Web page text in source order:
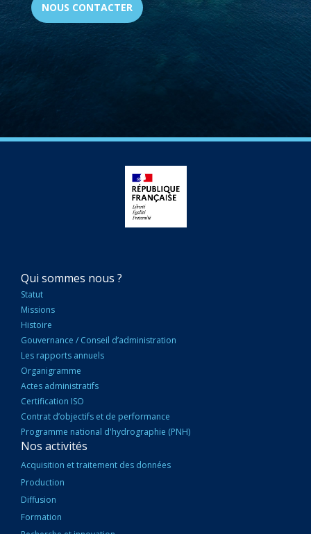
NOUS CONTACTER
NAVIGATION
PRINCIPALE
Qui sommes nous ?
Statut
Missions
Histoire
Gouvernance / Conseil d’administration
Les rapports annuels
Organigramme
Actes administratifs
Certification ISO
Contrat d’objectifs et de performance
Programme national d'hydrographie (PNH)
Nos activités
Acquisition et traitement des données
Production
Diffusion
Formation